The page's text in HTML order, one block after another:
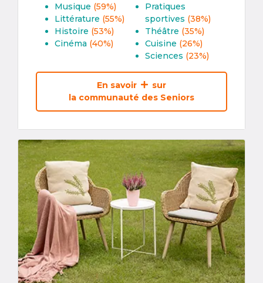
Musique (59%)
Littérature (55%)
Histoire (53%)
Cinéma (40%)
Pratiques
sportives (38%)
Théâtre (35%)
Cuisine (26%)
Sciences (23%)
En savoir
sur
la communauté des Seniors